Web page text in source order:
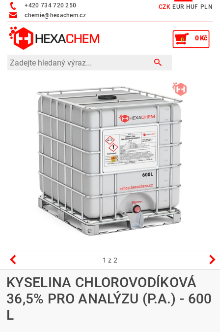
+420 734 720 250
chemie@hexachem.cz
CZK EUR HUF PLN
0 0 Kč
1 z 2
KYSELINA CHLOROVODÍKOVÁ
36,5% PRO ANALÝZU (P.A.) - 600
L